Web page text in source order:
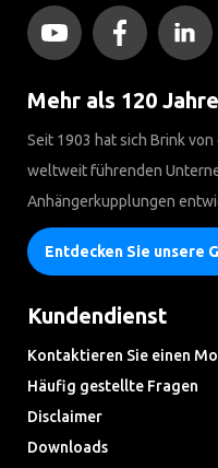
Mehr als 120
Seit 1903 hat sich Brink
weltweit führenden
Anhängerkupplungen
Entdecken Sie unsere
Kundendienst
Kontaktieren Sie einen
Häufig gestellte Fragen
Disclaimer
Downloads